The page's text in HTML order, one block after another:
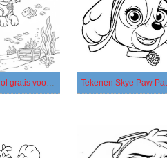
Skye Paw Patrol gratis voor kinderen